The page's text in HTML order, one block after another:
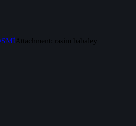
Attachment: rasim babaley